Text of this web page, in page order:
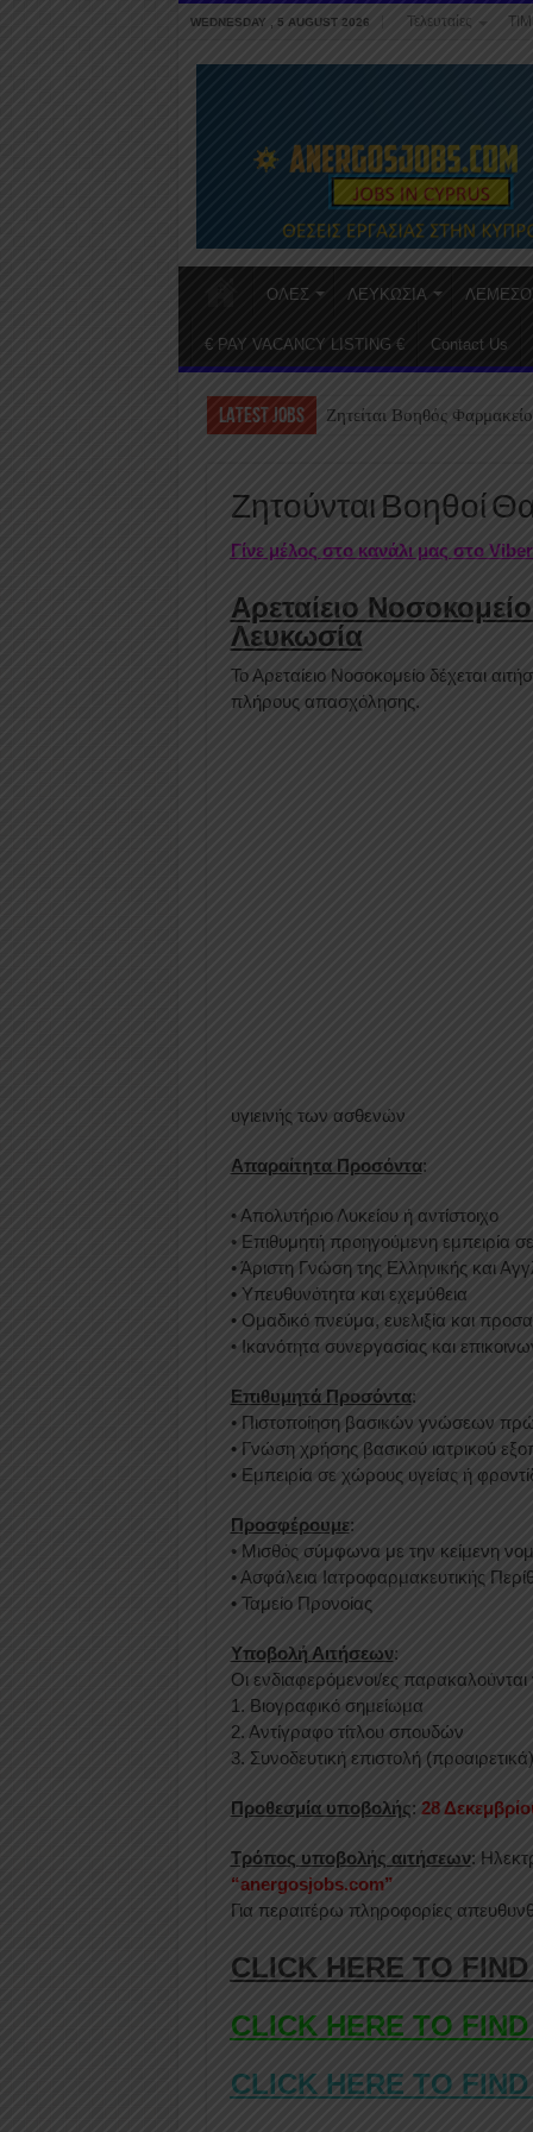
WEDNESDAY , 5 AUGUST 2026 Τελευταίες
ΟΛΕΣ ΛΕΥΚΩΣΙΑ
€ PAY VACANCY LISTING € Contact Us
LATEST JOBS Ζητείται Βοηθός
Ζητούνται Βοηθοί
Γίνε μέλος στο κανάλι μας στο
Αρεταίειο
Λευκωσία
Το Αρεταίειο Νοσοκομείο δέχεται
πλήρους απασχόλησης.
υγιεινής των ασθενών
Απαραίτητα Προσόντα:
• Απολυτήριο Λυκείου ή αντίστοιχο
• Επιθυμητή προηγούμενη εμπειρία
• Άριστη Γνώση της Ελληνικής και
• Υπευθυνότητα και εχεμύθεια
• Ομαδικό πνεύμα, ευελιξία και
• Ικανότητα συνεργασίας και
Επιθυμητά Προσόντα:
• Πιστοποίηση βασικών γνώσεων
• Γνώση χρήσης βασικού ιατρικού
• Εμπειρία σε χώρους υγείας ή
Προσφέρουμε:
• Μισθός σύμφωνα με την κείμενη
• Ασφάλεια Ιατροφαρμακευτικής
• Ταμείο Προνοίας
Υποβολή Αιτήσεων:
Οι ενδιαφερόμενοι/ες
1. Βιογραφικό σημείωμα
2. Αντίγραφο τίτλου σπουδών
3. Συνοδευτική επιστολή (προαιρετικά)
Προθεσμία υποβολής: 28
Τρόπος υποβολής αιτήσεων:
“anergosjobs.com”
Για περαιτέρω πληροφορίες
CLICK HERE TO
CLICK HERE TO
CLICK HERE TO